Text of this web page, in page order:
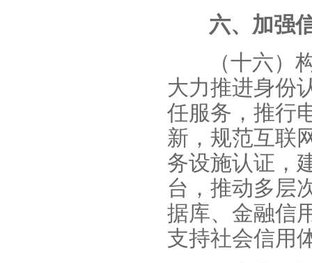
六、加强
（十六）
大力推进身份
任服务，推行
新，规范互联
务设施认证，
台，推动多层
据库、金融信
支持社会信用